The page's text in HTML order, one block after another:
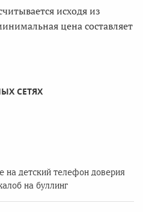
исходя из
цена составляет
СЕТЯХ
на детский телефон доверия
на буллинг